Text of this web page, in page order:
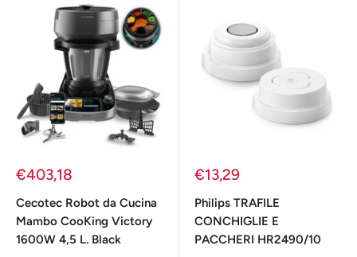
Prezzo
€403,18
Cecotec Robot da Cucina
Mambo CooKing Victory
1600W 4,5 L. Black
Prezzo
€13,29
Philips TRAFILE
CONCHIGLIE E
PACCHERI HR2490/10